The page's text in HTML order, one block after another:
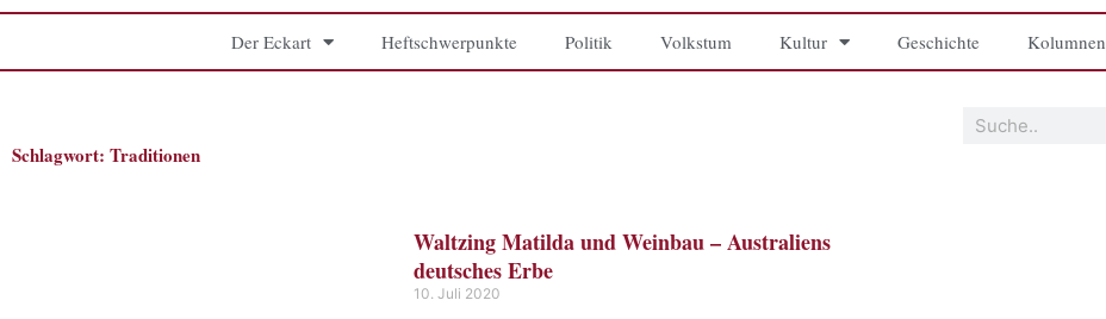
Der Eckart Heftschwerpunkte Politik Volkstum Kultur Geschichte Kolumnen
Schlagwort: Traditionen
Waltzing Matilda und Weinbau – Australiens
deutsches Erbe
10. Juli 2020